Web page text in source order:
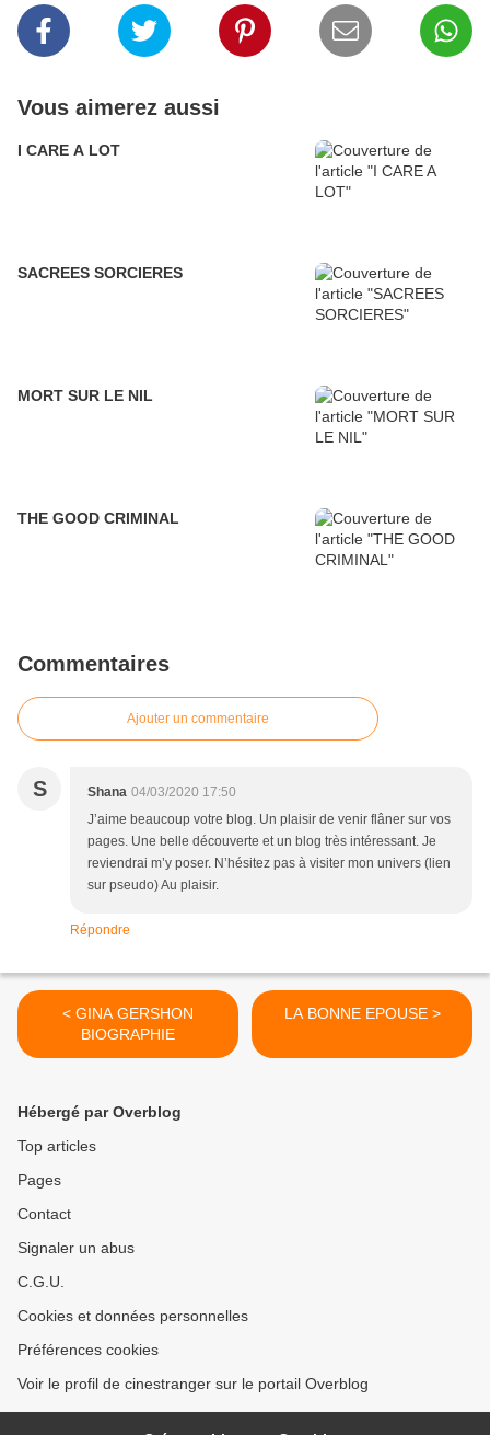
Vous aimerez aussi
I CARE A LOT
SACREES SORCIERES
MORT SUR LE NIL
THE GOOD CRIMINAL
Commentaires
Ajouter un commentaire
S Shana 04/03/2020 17:50
J’aime beaucoup votre blog. Un plaisir de venir flâner sur vos
pages. Une belle découverte et un blog très intéressant. Je
reviendrai m’y poser. N’hésitez pas à visiter mon univers (lien
sur pseudo) Au plaisir.
Répondre
< GINA GERSHON
BIOGRAPHIE
LA BONNE EPOUSE >
Hébergé par Overblog
Top articles
Pages
Contact
Signaler un abus
C.G.U.
Cookies et données personnelles
Préférences cookies
Voir le profil de cinestranger sur le portail Overblog